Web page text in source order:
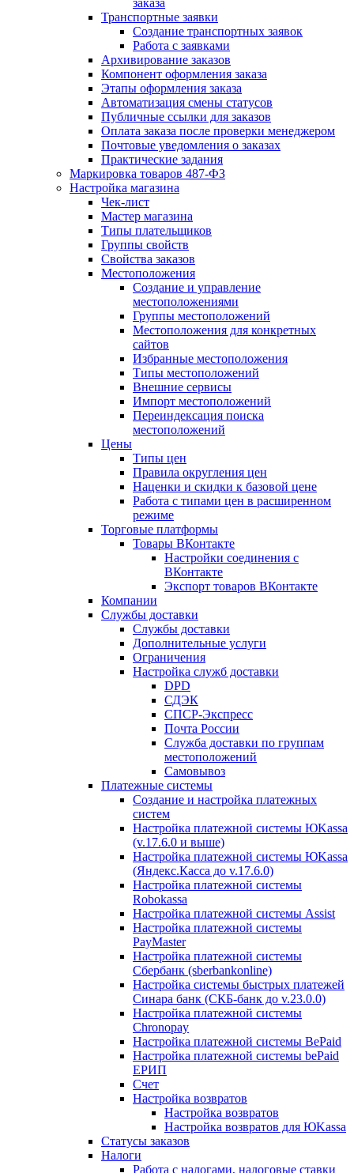
заказа
Транспортные заявки
Создание транспортных заявок
Работа с заявками
Архивирование заказов
Компонент оформления заказа
Этапы оформления заказа
Автоматизация смены статусов
Публичные ссылки для заказов
Оплата заказа после проверки менеджером
Почтовые уведомления о заказах
Практические задания
Маркировка товаров 487-ФЗ
Настройка магазина
Чек-лист
Мастер магазина
Типы плательщиков
Группы свойств
Свойства заказов
Местоположения
Создание и управление
местоположениями
Группы местоположений
Местоположения для конкретных
сайтов
Избранные местоположения
Типы местоположений
Внешние сервисы
Импорт местоположений
Переиндексация поиска
местоположений
Цены
Типы цен
Правила округления цен
Наценки и скидки к базовой цене
Работа с типами цен в расширенном
режиме
Торговые платформы
Товары ВКонтакте
Настройки соединения с
ВКонтакте
Экспорт товаров ВКонтакте
Компании
Службы доставки
Службы доставки
Дополнительные услуги
Ограничения
Настройка служб доставки
DPD
СДЭК
СПСР-Экспресс
Почта России
Служба доставки по группам
местоположений
Самовывоз
Платежные системы
Создание и настройка платежных
систем
Настройка платежной системы ЮKassa
(v.17.6.0 и выше)
Настройка платежной системы ЮKassa
(Яндекс.Касса до v.17.6.0)
Настройка платежной системы
Robokassa
Настройка платежной системы Assist
Настройка платежной системы
PayMaster
Настройка платежной системы
Сбербанк (sberbankonline)
Настройка системы быстрых платежей
Синара банк (СКБ-банк до v.23.0.0)
Настройка платежной системы
Chronopay
Настройка платежной системы BePaid
Настройка платежной системы bePaid
ЕРИП
Счет
Настройка возвратов
Настройка возвратов
Настройка возвратов для ЮKassa
Статусы заказов
Налоги
Работа с налогами, налоговые ставки